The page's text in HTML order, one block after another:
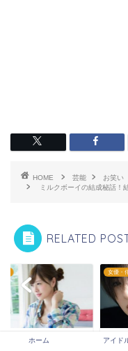
HOME 芸能
お笑い
ミルクボーイの結成秘話！
RELATED
麻衣はどの専門学校
女優・
北川
ホーム アイド